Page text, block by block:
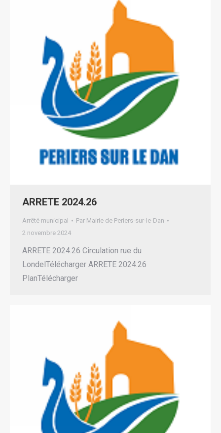
ARRETE 2024.26
Arrêté municipal Par Mairie de Periers-sur-le-Dan
2 novembre 2024
ARRETE 2024.26 Circulation rue du
LondelTélécharger ARRETE 2024.26
PlanTélécharger